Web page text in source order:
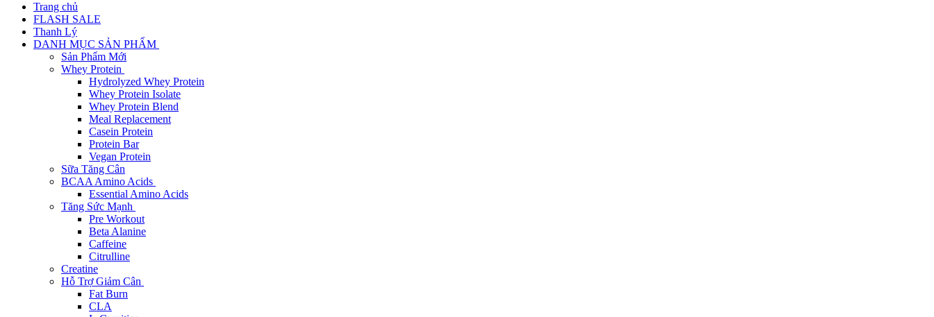
Trang chủ
FLASH SALE
Thanh Lý
DANH MỤC SẢN PHẨM
Sản Phẩm Mới
Whey Protein
Hydrolyzed Whey Protein
Whey Protein Isolate
Whey Protein Blend
Meal Replacement
Casein Protein
Protein Bar
Vegan Protein
Sữa Tăng Cân
BCAA Amino Acids
Essential Amino Acids
Tăng Sức Mạnh
Pre Workout
Beta Alanine
Caffeine
Citrulline
Creatine
Hỗ Trợ Giảm Cân
Fat Burn
CLA